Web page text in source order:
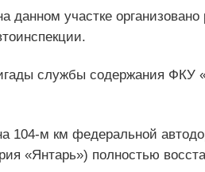
данном участке
службы содержания ФКУ
104-м км федеральной
«Янтарь») полностью